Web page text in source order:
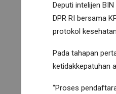
Deputi intelijen
DPR RI bersama
protokol
Pada tahapan
ketidakkepatuhan
“Proses